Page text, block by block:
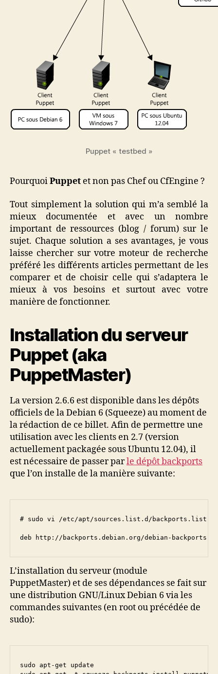
Puppet « testbed »
PourquoiPuppet et non pas Chef ou CfEngine ?
Tout simplement la solution qui m’a semblé la
mieux documentée et avec un nombre
important de ressources (blog / forum) sur le
sujet. Chaque solution a ses avantages, je vous
laisse chercher sur votre moteur de recherche
préféré les différents articles permettant de les
comparer et de choisir celle qui s’adaptera le
mieux à vos besoins et surtout avec votre
manière de fonctionner.
Installation du serveur
Puppet (aka
PuppetMaster)
La version 2.6.6 est disponible dans les dépôts
officiels de la Debian 6 (Squeeze) au moment de
la rédaction de ce billet. Afin de permettre une
utilisation avec les clients en 2.7 (version
actuellement packagée sous Ubuntu 12.04), il
est nécessaire de passer parle dépôt backports
que l’on installe de la manière suivante:
# sudo vi /etc/apt/sources.list.d/backports.list
deb http://backports.debian.org/debian-backports
L’installation du serveur (module
PuppetMaster) et de ses dépendances se fait sur
une distribution GNU/Linux Debian 6 via les
commandes suivantes (en root ou précédée de
sudo):
sudo apt-get update